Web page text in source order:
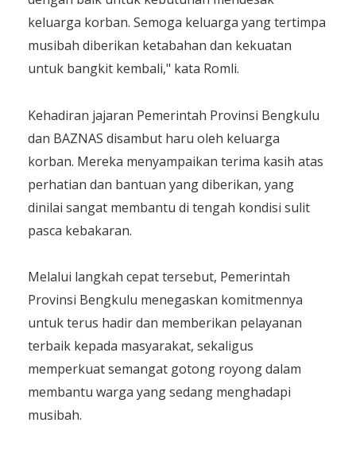
keluarga korban. Semoga keluarga yang tertimpa
musibah diberikan ketabahan dan kekuatan
untuk bangkit kembali," kata Romli.
Kehadiran jajaran Pemerintah Provinsi Bengkulu
dan BAZNAS disambut haru oleh keluarga
korban. Mereka menyampaikan terima kasih atas
perhatian dan bantuan yang diberikan, yang
dinilai sangat membantu di tengah kondisi sulit
pasca kebakaran.
Melalui langkah cepat tersebut, Pemerintah
Provinsi Bengkulu menegaskan komitmennya
untuk terus hadir dan memberikan pelayanan
terbaik kepada masyarakat, sekaligus
memperkuat semangat gotong royong dalam
membantu warga yang sedang menghadapi
musibah.